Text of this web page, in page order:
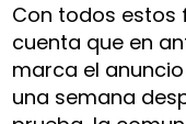
Con todos estos
cuenta que en
marca el
una semana